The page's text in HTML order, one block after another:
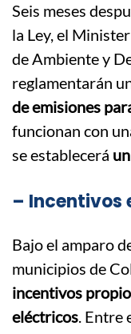
Seis meses
la Ley, el
de Ambiente y
reglamentarán
de emisiones
funcionan con
se establecerá
– Incentivos
Bajo el amparo
municipios de
incentivos
eléctricos. Entre